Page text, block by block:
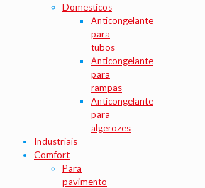
Domesticos
Anticongelante
para
tubos
Anticongelante
para
rampas
Anticongelante
para
algerozes
Industriais
Comfort
Para
pavimento